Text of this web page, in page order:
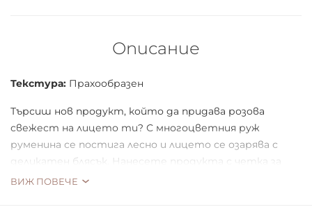
Описание
Текстура: Прахообразен
Търсиш нов продукт, който да придава розова
свежест на лицето ти? С многоцветния руж
руменина се постига лесно и лицето се озарява с
деликатен блясък. Нанесете продукта с четка за
пудра или руж по бузите и прелейте към
ВИЖ ПОВЕЧЕ